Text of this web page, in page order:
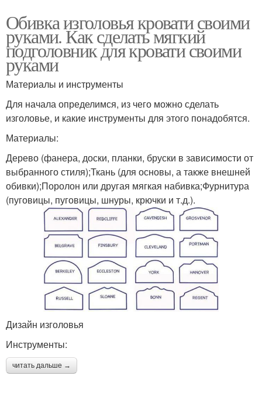
Обивка изголовья кровати своими
руками. Как сделать мягкий
подголовник для кровати своими
руками
Материалы и инструменты
Для начала определимся, из чего можно сделать
изголовье, и какие инструменты для этого понадобятся.
Материалы:
Дерево (фанера, доски, планки, бруски в зависимости от
выбранного стиля);Ткань (для основы, а также внешней
обивки);Поролон или другая мягкая набивка;Фурнитура
(пуговицы, пуговицы, шнуры, крючки и т.д.).
Дизайн изголовья
Инструменты:
читать дальше →